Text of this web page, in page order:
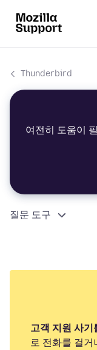
Thunderbird
여전히 도움이
질문 도구
고객 지원 사기
로 전화를 걸거